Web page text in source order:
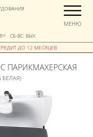
00СБ-ВС: ВЫХ
МЕНЮ
ПАРИКМАХЕРСКАЯ
БЕЛАЯ)